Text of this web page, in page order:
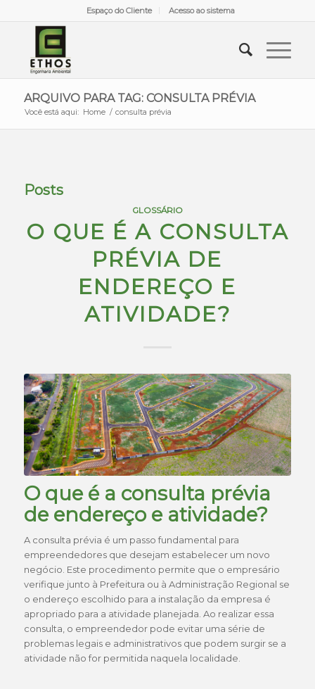
Espaço do Cliente Acesso ao sistema
ARQUIVO PARA TAG: CONSULTA PRÉVIA
Você está aqui: Home / consulta prévia
Posts
GLOSSÁRIO
O QUE É A CONSULTA
PRÉVIA DE
ENDEREÇO E
ATIVIDADE?
O que é a consulta prévia
de endereço e atividade?
A consulta prévia é um passo fundamental para
empreendedores que desejam estabelecer um novo
negócio. Este procedimento permite que o empresário
verifique junto à Prefeitura ou à Administração Regional se
o endereço escolhido para a instalação da empresa é
apropriado para a atividade planejada. Ao realizar essa
consulta, o empreendedor pode evitar uma série de
problemas legais e administrativos que podem surgir se a
atividade não for permitida naquela localidade.